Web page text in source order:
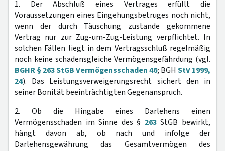
1. Der Abschluß eines Vertrages erfüllt die
Voraussetzungen eines Eingehungsbetruges noch nicht,
wenn der durch Täuschung zustande gekommene
Vertrag nur zur Zug-um-Zug-Leistung verpflichtet. In
solchen Fällen liegt in dem Vertragsschluß regelmäßig
noch keine schadensgleiche Vermögensgefährdung (vgl.
BGHR § 263 StGB Vermögensschaden 46; BGH StV 1999,
24). Das Leistungsverweigerungsrecht sichert den in
seiner Bonität beeinträchtigten Gegenanspruch.
2. Ob die Hingabe eines Darlehens einen
Vermögensschaden im Sinne des § 263StGB bewirkt,
hängt davon ab, ob nach und infolge der
Darlehensgewährung das Gesamtvermögen des